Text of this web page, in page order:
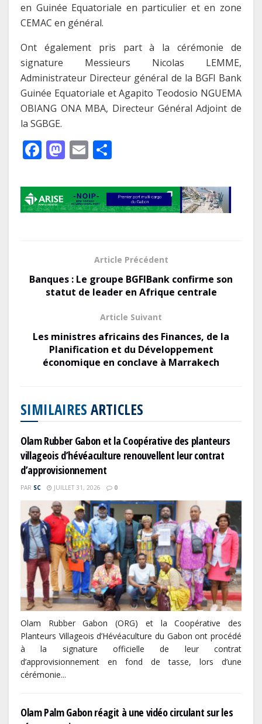
en Guinée Equatoriale en particulier et en zone
CEMAC en général.
Ont également pris part à la cérémonie de
signature Messieurs Nicolas LEMME,
Administrateur Directeur général de la BGFI Bank
Guinée Equatoriale et Agapito Teodosio NGUEMA
OBIANG ONA MBA, Directeur Général Adjoint de
la SGBGE.
F
e
b
M
to
d
E
ai
l
ta
g
Article Précédent
Banques : Le groupe BGFIBank confirme son
statut de leader en Afrique centrale
Article Suivant
Les ministres africains des Finances, de la
Planification et du Développement
économique en conclave à Marrakech
SIMILAIRES ARTICLES
Olam Rubber Gabon et la Coopérative des planteurs
villageois d’hévéaculture renouvellent leur contrat
d’approvisionnement
PAR SC JUILLET 31, 2026 0
Olam Rubber Gabon (ORG) et la Coopérative des
Planteurs Villageois d’Hévéaculture du Gabon ont procédé
à la signature officielle de leur contrat
d’approvisionnement en fond de tasse, lors d’une
cérémonie...
Olam Palm Gabon réagit à une vidéo circulant sur les